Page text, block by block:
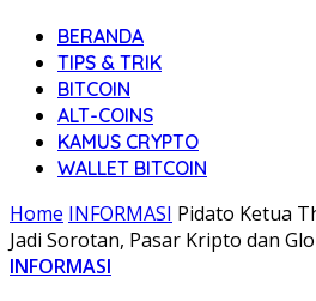
BERANDA
TIPS & TRIK
BITCOIN
ALT-COINS
KAMUS CRYPTO
WALLET BITCOIN
Home INFORMASI Pidato Ketua
Jadi Sorotan, Pasar Kripto dan
INFORMASI